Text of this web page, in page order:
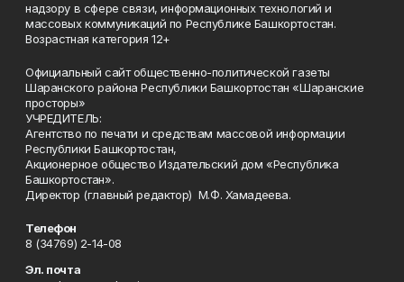
надзору в сфере связи, информационных технологий и
массовых коммуникаций по Республике Башкортостан.
Возрастная категория 12+
Официальный сайт общественно-политической газеты
Шаранского района Республики Башкортостан «Шаранские
просторы»
УЧРЕДИТЕЛЬ:
Агентство по печати и средствам массовой информации
Республики Башкортостан,
Акционерное общество Издательский дом «Республика
Башкортостан».
Директор (главный редактор) М.Ф. Хамадеева.
Телефон
8 (34769) 2-14-08
Эл. почта